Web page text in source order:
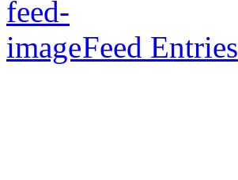
Feed Entries